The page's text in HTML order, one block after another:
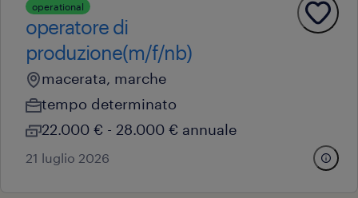
operational
operatore di
produzione(m/f/nb)
macerata, marche
tempo determinato
22.000 € - 28.000 € annuale
21 luglio 2026